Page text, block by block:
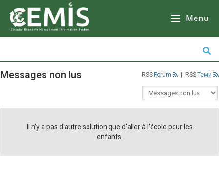
Menu
l'école, de faire des courses ou de faire du shopping.
Messages non lus Forum Теми
Il n'y a pas d'autre solution que d'aller à l'école pour les
enfants.